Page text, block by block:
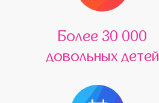
Более 30 000
довольных детей